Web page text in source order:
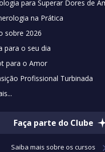
para Superar Dores de
na Prática
sobre 2026
para o seu dia
para o Amor
Profissional Turbinada
Faça parte do Clube
Saiba mais sobre os cursos